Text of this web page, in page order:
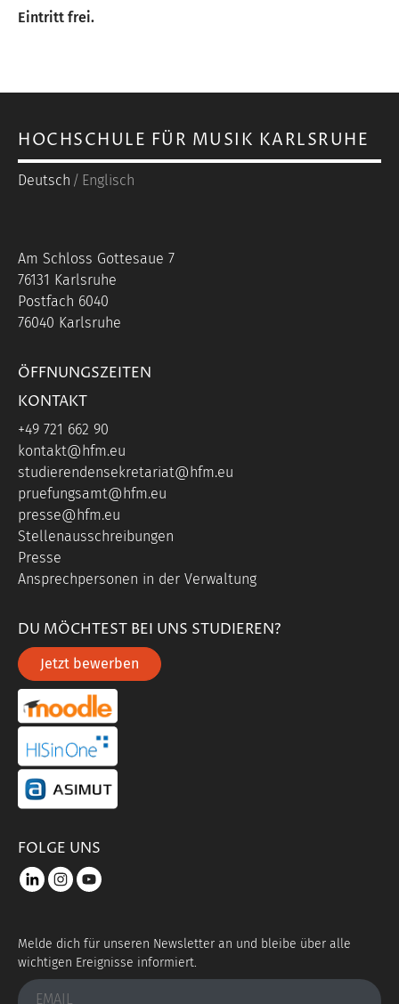
Eintritt frei.
HOCHSCHULE FÜR MUSIK KARLSRUHE
Deutsch Englisch
Am Schloss Gottesaue 7
76131 Karlsruhe
Postfach 6040
76040 Karlsruhe
ÖFFNUNGSZEITEN
KONTAKT
+49 721 662 90
kontakt@hfm.eu
studierendensekretariat@hfm.eu
pruefungsamt@hfm.eu
presse@hfm.eu
Stellenausschreibungen
Presse
Ansprechpersonen in der Verwaltung
DU MÖCHTEST BEI UNS STUDIEREN?
Jetzt bewerben
portal link moddle
portal link hisinone
portal link asimut
FOLGE UNS
LinkedIninstagram
youtube
Melde dich für unseren Newsletter an und bleibe über alle
wichtigen Ereignisse informiert.